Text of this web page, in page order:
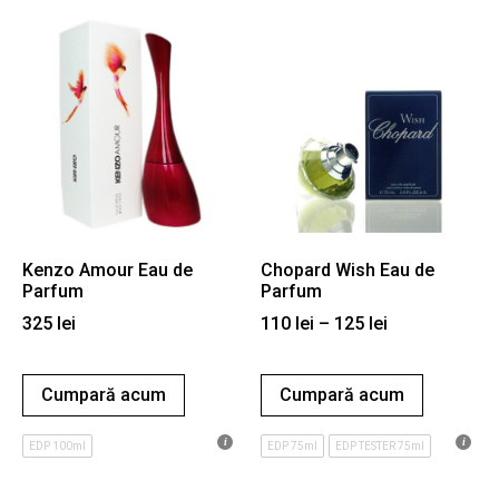
Kenzo Amour Eau de
Parfum
325 lei
Cumpară acum
EDP 100ml
Chopard Wish Eau de
Parfum
110 lei – 125 lei
Cumpară acum
EDP 75ml EDP TESTER 75ml